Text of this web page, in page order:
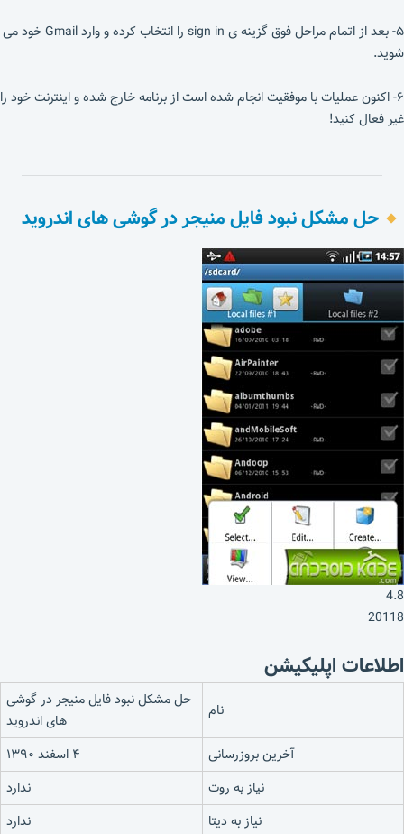
۵- بعد از اتمام مراحل فوق گزینه ی sign in را انتخاب کرده و وارد Gmail خود می
شوید.
۶- اکنون عملیات با موفقیت انجام شده است از برنامه خارج شده و اینترنت خود را
غیر فعال کنید!
حل مشکل نبود فایل منیجر در گوشی های اندروید
4.8
20118
اطلاعات اپلیکیشن
نام
حل مشکل نبود فایل منیجر در گوشی
های اندروید
آخرین بروزرسانی
۴ اسفند ۱۳۹۰
نیاز به روت
ندارد
نیاز به دیتا
ندارد